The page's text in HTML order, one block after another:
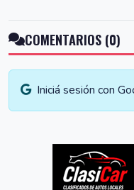
COMENTARIOS (0)
Iniciá sesión con